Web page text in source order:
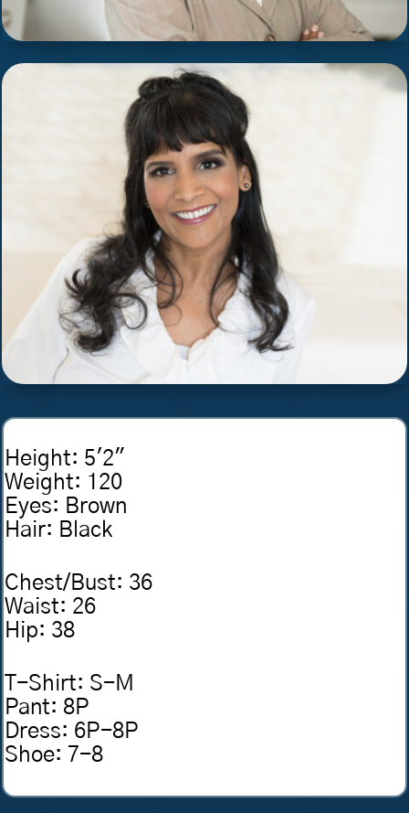
Height: 5'2"
Weight: 120
Eyes: Brown
Hair: Black
Chest/Bust: 36
Waist: 26
Hip: 38
T-Shirt: S-M
Pant: 8P
Dress: 6P-8P
Shoe: 7-8